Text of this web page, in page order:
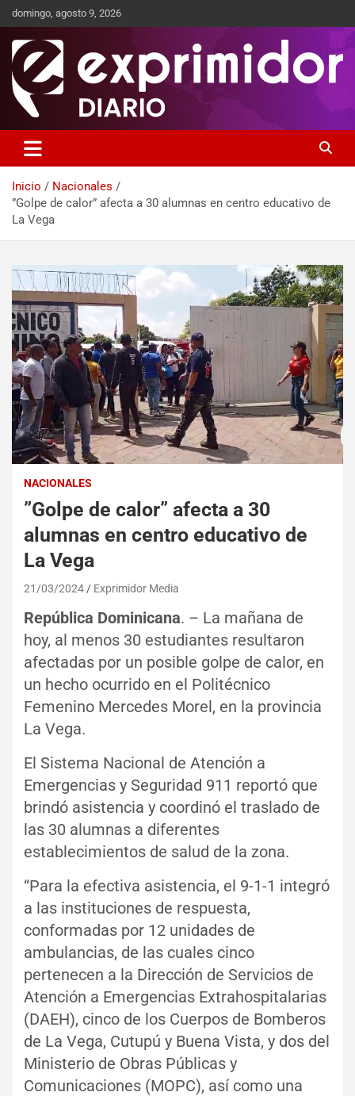
domingo, agosto 9, 2026
Exprimidor media
Inicio
Nacionales
”Golpe de calor” afecta a 30 alumnas en centro educativo de
La Vega
NACIONALES
”Golpe de calor” afecta a 30
alumnas en centro educativo de
La Vega
21/03/2024 Exprimidor Media
República Dominicana. – La mañana de
hoy, al menos 30 estudiantes resultaron
afectadas por un posible golpe de calor, en
un hecho ocurrido en el Politécnico
Femenino Mercedes Morel, en la provincia
La Vega.
El Sistema Nacional de Atención a
Emergencias y Seguridad 911 reportó que
brindó asistencia y coordinó el traslado de
las 30 alumnas a diferentes
establecimientos de salud de la zona.
“Para la efectiva asistencia, el 9-1-1 integró
a las instituciones de respuesta,
conformadas por 12 unidades de
ambulancias, de las cuales cinco
pertenecen a la Dirección de Servicios de
Atención a Emergencias Extrahospitalarias
(DAEH), cinco de los Cuerpos de Bomberos
de La Vega, Cutupú y Buena Vista, y dos del
Ministerio de Obras Públicas y
Comunicaciones (MOPC), así como una